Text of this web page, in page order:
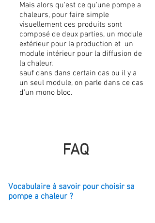
Mais alors qu'est ce qu'une pompe a
chaleurs, pour faire simple
visuellement ces produits sont
composé de deux parties, un module
extérieur pour la production et un
module intérieur pour la diffusion de
la chaleur.
sauf dans dans certain cas ou il y a
un seul module, on parle dans ce cas
d'un mono bloc.
FAQ
Vocabulaire à savoir pour choisir sa
pompe a chaleur ?